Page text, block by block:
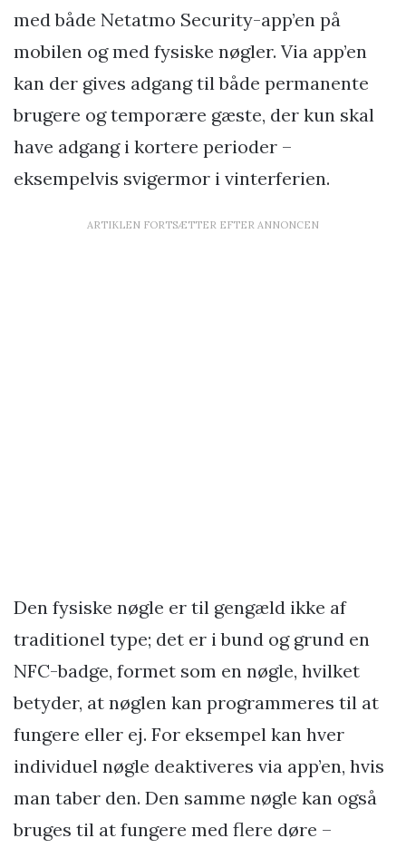
med både Netatmo Security-app’en på
mobilen og med fysiske nøgler. Via app’en
kan der gives adgang til både permanente
brugere og temporære gæste, der kun skal
have adgang i kortere perioder –
eksempelvis svigermor i vinterferien.
ARTIKLEN FORTSÆTTER EFTER ANNONCEN
Den fysiske nøgle er til gengæld ikke af
traditionel type; det er i bund og grund en
NFC-badge, formet som en nøgle, hvilket
betyder, at nøglen kan programmeres til at
fungere eller ej. For eksempel kan hver
individuel nøgle deaktiveres via app’en, hvis
man taber den. Den samme nøgle kan også
bruges til at fungere med flere døre –